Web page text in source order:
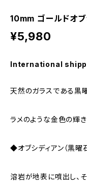
10mm ゴールドオブ
¥5,980
International
天然のガラスである黒
ラメのような金色の輝
◆オブシディアン（黒曜石
溶岩が地表に噴出し、